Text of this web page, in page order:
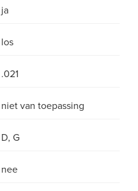
ja
los
.021
niet van toepassing
D, G
nee